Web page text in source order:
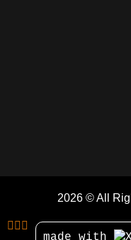
  
2026 © All